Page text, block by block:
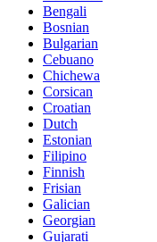
Bengali
Bosnian
Bulgarian
Cebuano
Chichewa
Corsican
Croatian
Dutch
Estonian
Filipino
Finnish
Frisian
Galician
Georgian
Gujarati